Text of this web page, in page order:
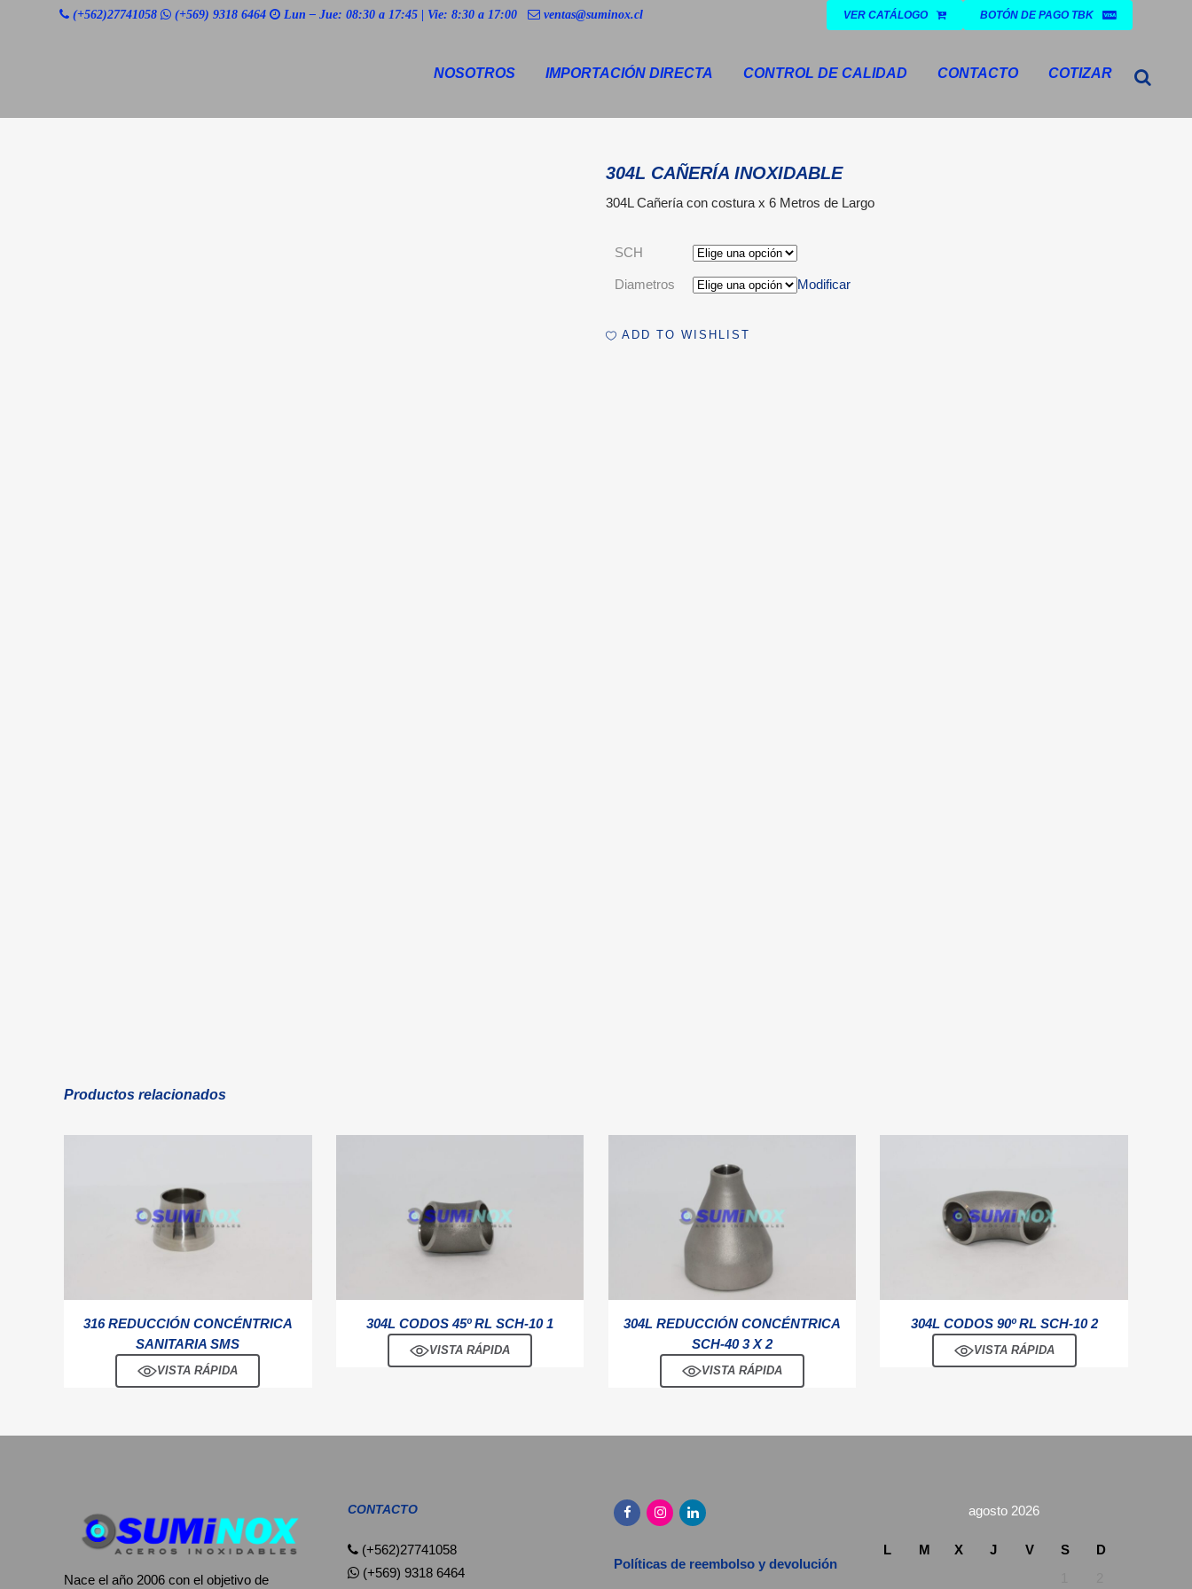
(+562)27741058 (+569) 9318 6464 Lun – Jue: 08:30 a 17:45 | Vie: 8:30 a 17:00 ventas@suminox.cl VER CATÁLOGO BOTÓN DE PAGO TBK
NOSOTROS IMPORTACIÓN DIRECTA CONTROL DE CALIDAD CONTACTO COTIZAR
304L CAÑERÍA INOXIDABLE
304L Cañería con costura x 6 Metros de Largo
SCH
Diametros Modificar
ADD TO WISHLIST
Productos relacionados
316 REDUCCIÓN CONCÉNTRICA
SANITARIA SMS
VISTA RÁPIDA
304L CODOS 45º RL SCH-10 1
VISTA RÁPIDA
304L REDUCCIÓN CONCÉNTRICA
SCH-40 3 X 2
VISTA RÁPIDA
304L CODOS 90º RL SCH-10 2
VISTA RÁPIDA
Nace el año 2006 con el objetivo de
CONTACTO
(+562)27741058
(+569) 9318 6464
Políticas de reembolso y devolución
agosto 2026
L M X J V S
D
de
BUSCAR